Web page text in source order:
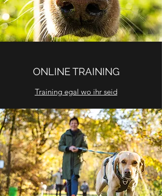
ONLINE TRAINING
Training egal wo ihr seid